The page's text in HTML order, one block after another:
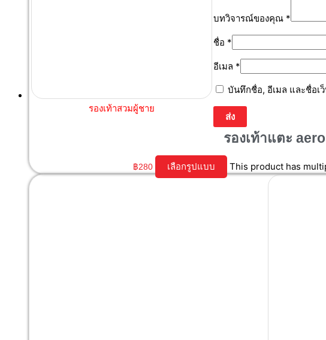
บทวิจารณ์ของคุณ *
ชื่อ *
อีเมล *
บันทึกชื่อ, อีเมล และชื่อเ
รองเท้าสวมผู้ชาย
รองเท้าแตะ
฿280 เลือกรูปแบบ This product has